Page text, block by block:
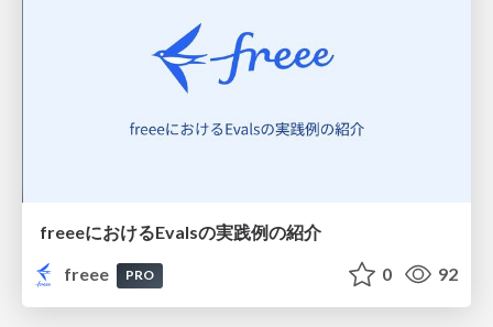
freeeにおけるEvalsの実践例の紹介
freee
PRO 0 92